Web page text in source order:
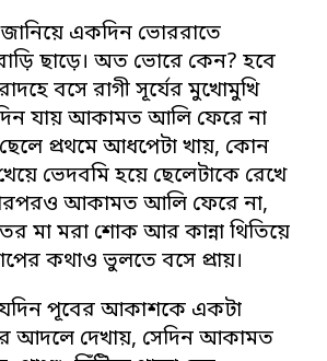
একদিন ভোররাতে
ছাড়ে। অত ভোরে কেন? হবে
বসে রাগী সূর্যের মুখোমুখি
দিন যায় আকামত আলি ফেরে না
প্রথমে আধপেটা খায়, কোন
ভেদবমি হয়ে ছেলেটাকে রেখে
আকামত আলি ফেরে না,
মা মরা শোক আর কান্না থিতিয়ে
কথাও ভুলতে বসে প্রায়।
পূবের আকাশকে একটা
আদলে দেখায়, সেদিন আকামত